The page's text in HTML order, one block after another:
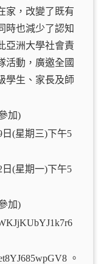
家，改變了既有
時也減少了認知
亞洲大學社會責
活動，廣邀全國
學生、家長及師
加)
(星期三)下午5
(星期一)下午5
加)
。